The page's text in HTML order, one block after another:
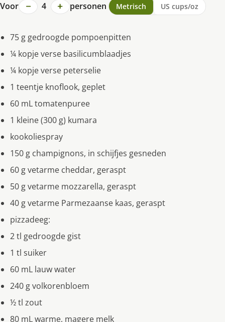
Voor − 4 + personen Metrisch US cups/oz
75 g gedroogde pompoenpitten
¼ kopje verse basilicumblaadjes
¼ kopje verse peterselie
1 teentje knoflook, geplet
60 mL tomatenpuree
1 kleine (300 g) kumara
kookoliespray
150 g champignons, in schijfjes gesneden
60 g vetarme cheddar, geraspt
50 g vetarme mozzarella, geraspt
40 g vetarme Parmezaanse kaas, geraspt
pizzadeeg:
2 tl gedroogde gist
1 tl suiker
60 mL lauw water
240 g volkorenbloem
½ tl zout
80 mL warme, magere melk